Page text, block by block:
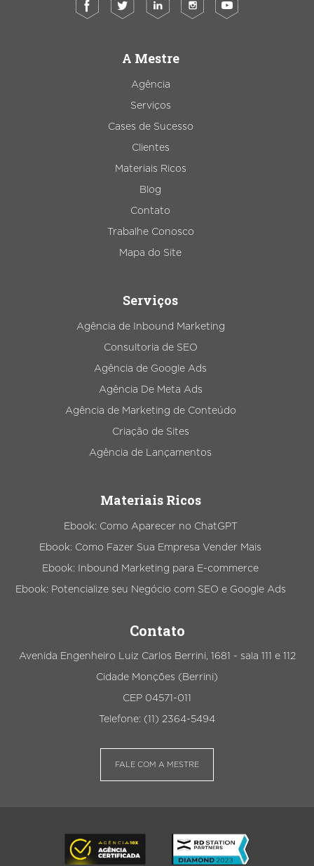
A Mestre
Agência
Serviços
Cases de Sucesso
Clientes
Materiais Ricos
Blog
Contato
Trabalhe Conosco
Mapa do Site
Serviços
Agência de Inbound Marketing
Consultoria de SEO
Agência de Google Ads
Agência De Meta Ads
Agência de Marketing de Conteúdo
Criação de Sites
Agência de Lançamentos
Materiais Ricos
Ebook: Como Aparecer no ChatGPT
Ebook: Como Fazer Sua Empresa Vender Mais
Ebook: Inbound Marketing para E-commerce
Ebook: Potencialize seu Negócio com SEO e Google Ads
Contato
Avenida Engenheiro Luiz Carlos Berrini, 1681 - sala 111 e 112
Cidade Monções (Berrini)
CEP 04571-011
Telefone: (11) 2364-5494
FALE COM A MESTRE